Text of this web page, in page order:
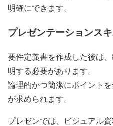
明確にできます。
プレゼンテーションス
要件定義書を作成した後は
明する必要があります。
論理的かつ簡潔にポイント
が求められます。
プレゼンでは、ビジュアル